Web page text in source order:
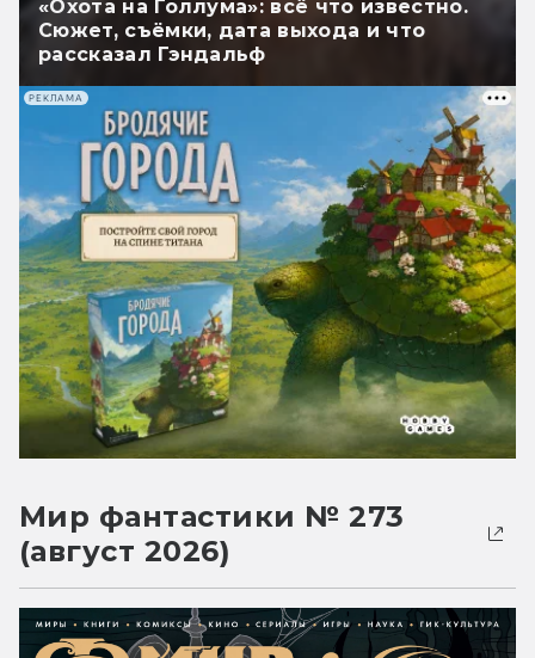
«Охота на Голлума»: всё что известно.
Сюжет, съёмки, дата выхода и что
рассказал Гэндальф
РЕКЛАМА
Мир фантастики № 273
(август 2026)